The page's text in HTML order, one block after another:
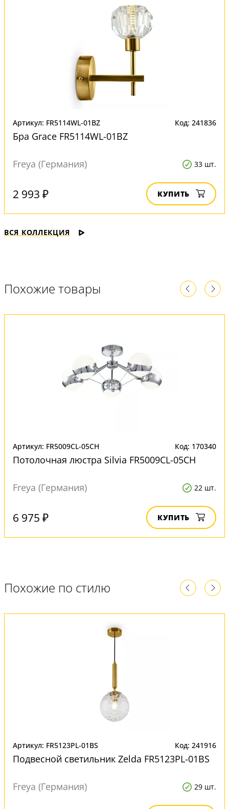
Артикул: FR5114WL-01BZ Код: 241836
Бра Grace FR5114WL-01BZ
Freya (Германия) 33 шт.
2 993 ₽ КУПИТЬ
ВСЯ КОЛЛЕКЦИЯ
Похожие товары
Артикул: FR5009CL-05CH Код: 170340
Потолочная люстра Silvia FR5009CL-05CH
Freya (Германия) 22 шт.
6 975 ₽ КУПИТЬ
Похожие по стилю
Артикул: FR5123PL-01BS Код: 241916
Подвесной светильник Zelda FR5123PL-01BS
Freya (Германия) 29 шт.